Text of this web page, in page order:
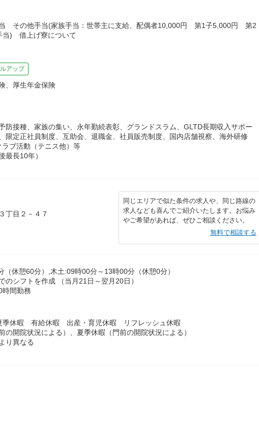
その他手当(家族手当：世帯主に支給、配偶者10,000円 第1子5,000円 第2
当) 借上げ寮について
アップ
、厚生年金保険
防接種、家族の集い、永年勤続表彰、グランドスラム、GLTD長期収入サポー
限定正社員制度、互助会、退職金、社員販売制度、国内店舗視察、海外研修
ラブ活動（テニス他）等
最長10年）
丁目２－４７
同じエリアで似た条件の求人や、同じ路線の
求人なども喜んでご紹介いたします。お悩み
やご希望があれば、ぜひご相談ください。
無料で相談する
（休憩60分）,木土:09時00分～13時00分（休憩0分）
のシフトを作成 （当月21日～翌月20日）
間勤務
休暇 有給休暇 出産・育児休暇 リフレッシュ休暇
の開院状況による）、夏季休暇（門前の開院状況による）
り異なる